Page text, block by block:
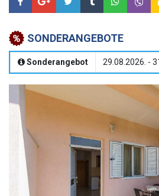
SONDERANGEBOTE
Sonderangebot 29.08.2026. -